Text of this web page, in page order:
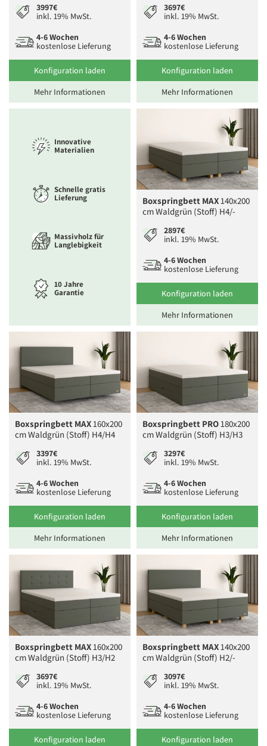
3997€
inkl. 19% MwSt.
4-6 Wochen
kostenlose Lieferung
Konfiguration laden
Mehr Informationen
3697€
inkl. 19% MwSt.
4-6 Wochen
kostenlose Lieferung
Konfiguration laden
Mehr Informationen
Innovative
Materialien
Schnelle gratis
Lieferung
Massivholz für
Langlebigkeit
10 Jahre
Garantie
Boxspringbett MAX140x200
cm Waldgrün (Stoff) H4/-
2897€
inkl. 19% MwSt.
4-6 Wochen
kostenlose Lieferung
Konfiguration laden
Mehr Informationen
Boxspringbett MAX160x200
cm Waldgrün (Stoff) H4/H4
3397€
inkl. 19% MwSt.
4-6 Wochen
kostenlose Lieferung
Konfiguration laden
Mehr Informationen
Boxspringbett PRO180x200
cm Waldgrün (Stoff) H3/H3
3297€
inkl. 19% MwSt.
4-6 Wochen
kostenlose Lieferung
Konfiguration laden
Mehr Informationen
Boxspringbett MAX160x200
cm Waldgrün (Stoff) H3/H2
3697€
inkl. 19% MwSt.
4-6 Wochen
kostenlose Lieferung
Konfiguration laden
Boxspringbett MAX140x200
cm Waldgrün (Stoff) H2/-
3097€
inkl. 19% MwSt.
4-6 Wochen
kostenlose Lieferung
Konfiguration laden